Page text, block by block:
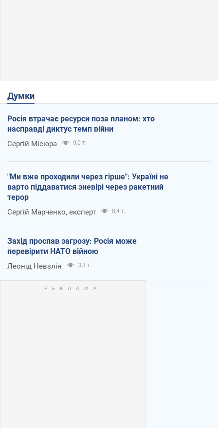
Думки
Росія втрачає ресурси поза планом: хто
насправді диктує темп війни
Сергій Місюра 9,0 т.
"Ми вже проходили через гірше": Україні не
варто піддаватися зневірі через ракетний
терор
Сергій Марченко, експерт 8,4 т.
Захід проспав загрозу: Росія може
перевірити НАТО війною
Леонід Невзлін 3,3 т.